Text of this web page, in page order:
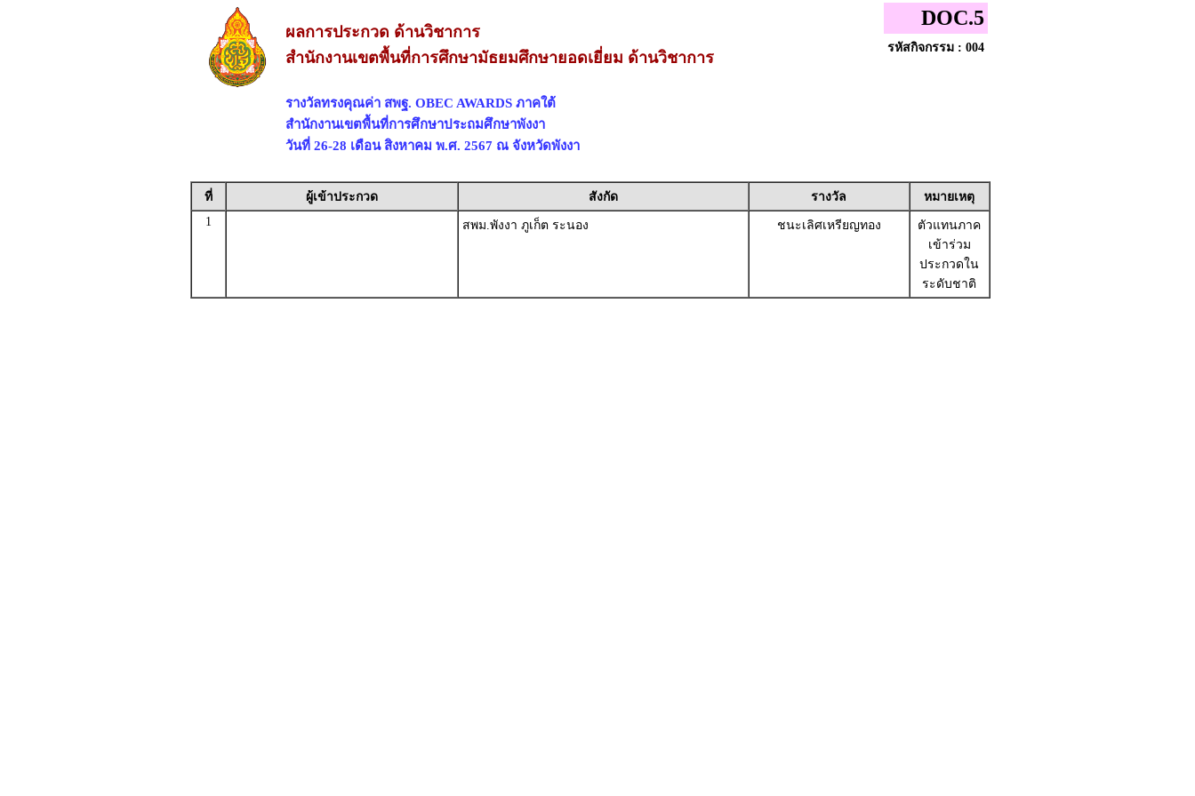
ผลการประกวด ด้านวิชาการ
สำนักงานเขตพื้นที่การศึกษามัธยมศึกษายอดเยี่ยม ด้านวิชาการ
รางวัลทรงคุณค่า สพฐ. OBEC AWARDS ภาคใต้
สำนักงานเขตพื้นที่การศึกษาประถมศึกษาพังงา
วันที่ 26-28 เดือน สิงหาคม พ.ศ. 2567 ณ จังหวัดพังงา
DOC.5
รหัสกิจกรรม : 004
ที่ ผู้เข้าประกวด สังกัด รางวัล
หมายเหตุ
1
สพม.พังงา ภูเก็ต ระนอง ชนะเลิศเหรียญทอง
ตัวแทนภาค
เข้าร่วม
ประกวดใน
ระดับชาติ